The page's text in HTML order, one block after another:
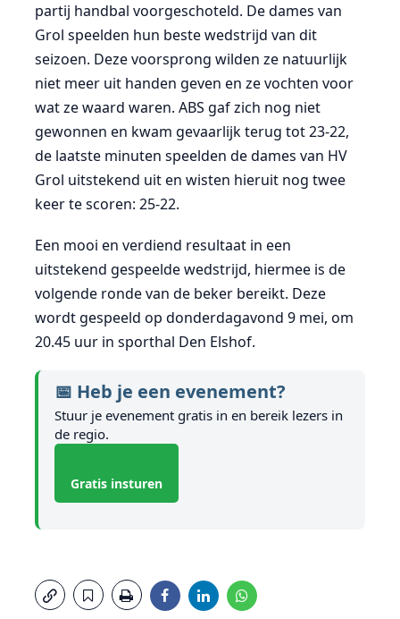
partij handbal voorgeschoteld. De dames van
Grol speelden hun beste wedstrijd van dit
seizoen. Deze voorsprong wilden ze natuurlijk
niet meer uit handen geven en ze vochten voor
wat ze waard waren. ABS gaf zich nog niet
gewonnen en kwam gevaarlijk terug tot 23-22,
de laatste minuten speelden de dames van HV
Grol uitstekend uit en wisten hieruit nog twee
keer te scoren: 25-22.
Een mooi en verdiend resultaat in een
uitstekend gespeelde wedstrijd, hiermee is de
volgende ronde van de beker bereikt. Deze
wordt gespeeld op donderdagavond 9 mei, om
20.45 uur in sporthal Den Elshof.
📅 Heb je een evenement?
Stuur je evenement gratis in en bereik lezers in
de regio.
Gratis insturen